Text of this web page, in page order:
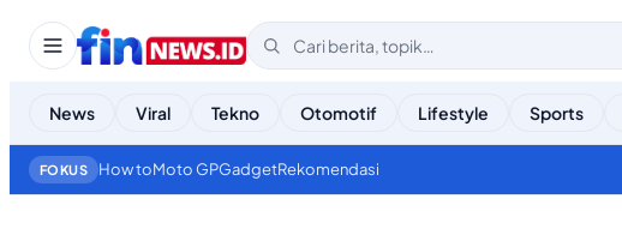
News Viral Tekno Otomotif Lifestyle Sports
FOKUS How toMoto GPGadgetRekomendasi